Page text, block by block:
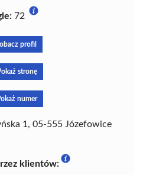
72
profil
stronę
numer
1, 05-555 Józefowice
klientów: